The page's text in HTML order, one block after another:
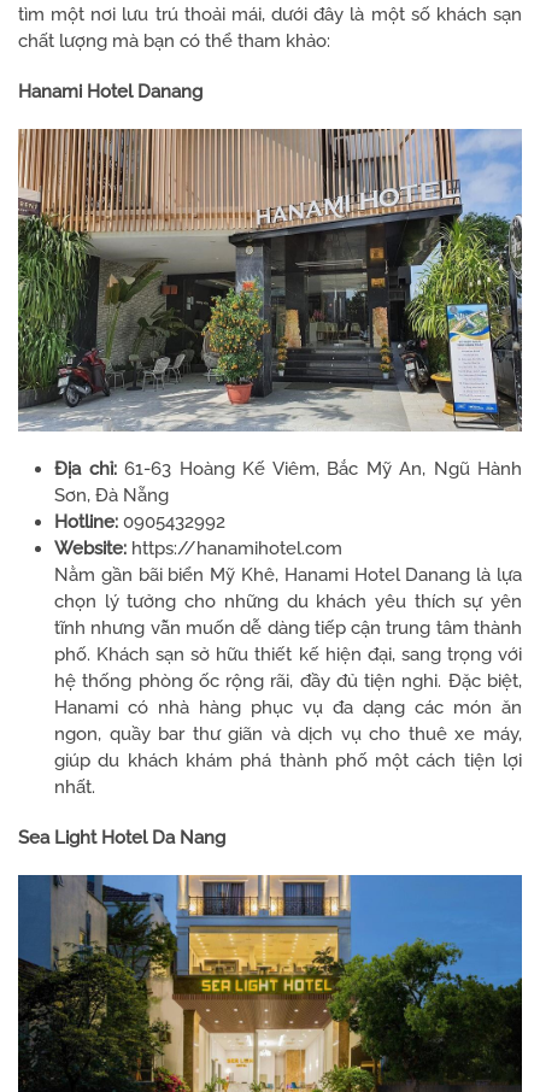
tìm một nơi lưu trú thoải mái, dưới đây là một số khách sạn
chất lượng mà bạn có thể tham khảo:
Hanami Hotel Danang
Địa chỉ:61-63 Hoàng Kế Viêm, Bắc Mỹ An, Ngũ Hành
Sơn, Đà Nẵng
Hotline: 0905432992
Website: https://hanamihotel.com
Nằm gần bãi biển Mỹ Khê, Hanami Hotel Danang là lựa
chọn lý tưởng cho những du khách yêu thích sự yên
tĩnh nhưng vẫn muốn dễ dàng tiếp cận trung tâm thành
phố. Khách sạn sở hữu thiết kế hiện đại, sang trọng với
hệ thống phòng ốc rộng rãi, đầy đủ tiện nghi. Đặc biệt,
Hanami có nhà hàng phục vụ đa dạng các món ăn
ngon, quầy bar thư giãn và dịch vụ cho thuê xe máy,
giúp du khách khám phá thành phố một cách tiện lợi
nhất.
Sea Light Hotel Da Nang